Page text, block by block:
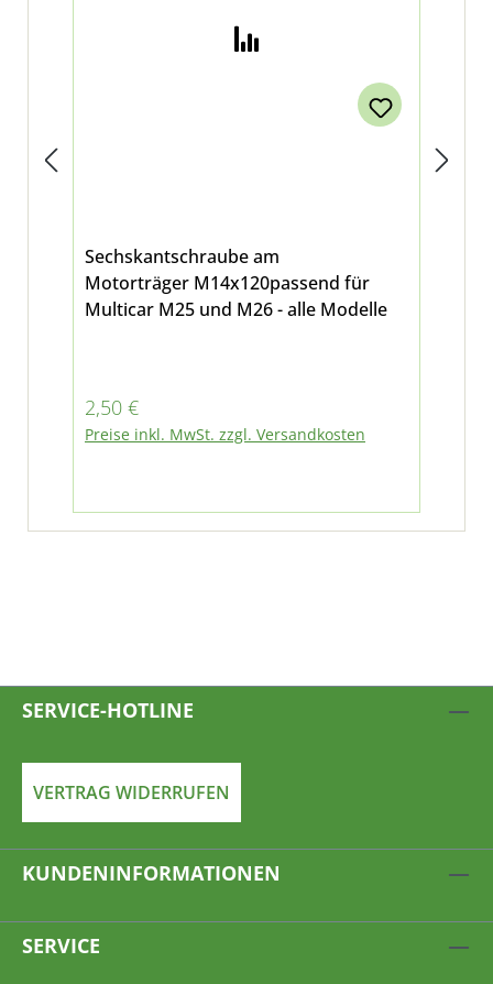
Sechskantschraube am
Motorträger M14x120passend für
Multicar M25 und M26 - alle Modelle
Regulärer Preis:
2,50 €
Preise inkl. MwSt. zzgl. Versandkosten
SERVICE-HOTLINE
VERTRAG WIDERRUFEN
KUNDENINFORMATIONEN
SERVICE